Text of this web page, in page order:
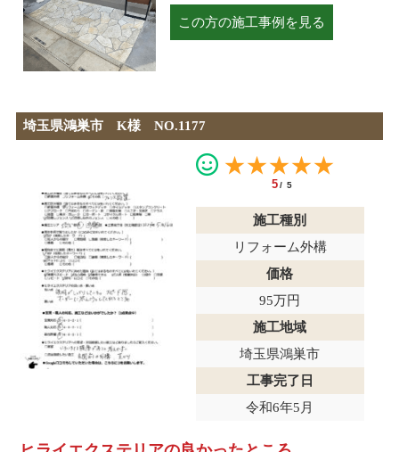
この方の施工事例を見る
埼玉県鴻巣市 K様 NO.1177
★★★★★
5/5
施工種別
リフォーム外構
価格
95万円
施工地域
埼玉県鴻巣市
工事完了日
令和6年5月